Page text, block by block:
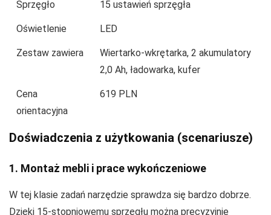
Sprzęgło 15 ustawień sprzęgła
Oświetlenie LED
Zestaw zawiera
Wiertarko-wkrętarka, 2 akumulatory
2,0 Ah, ładowarka, kufer
Cena
orientacyjna
619 PLN
Doświadczenia z użytkowania (scenariusze)
1. Montaż mebli i prace wykończeniowe
W tej klasie zadań narzędzie sprawdza się bardzo dobrze.
Dzięki 15-stopniowemu sprzęgłu można precyzyjnie